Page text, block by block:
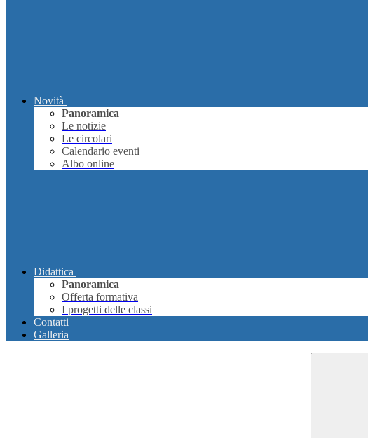
Novità
Panoramica
Le notizie
Le circolari
Calendario eventi
Albo online
Didattica
Panoramica
Offerta formativa
I progetti delle classi
Contatti
Galleria